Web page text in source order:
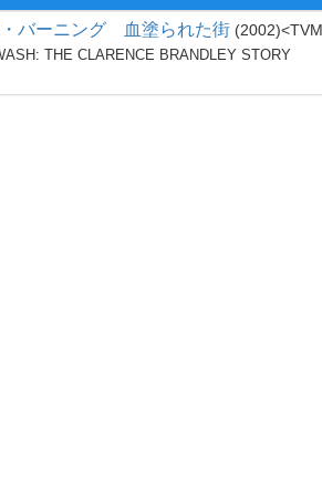
バーニング 血塗られた街 2002 TVM
THE CLARENCE BRANDLEY STORY